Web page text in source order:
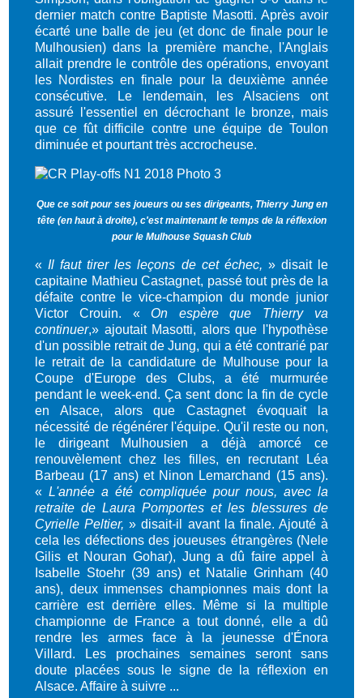
dernier match contre Baptiste Masotti. Après avoir
écarté une balle de jeu (et donc de finale pour le
Mulhousien) dans la première manche, l'Anglais
allait prendre le contrôle des opérations, envoyant
les Nordistes en finale pour la deuxième année
consécutive. Le lendemain, les Alsaciens ont
assuré l'essentiel en décrochant le bronze, mais
que ce fût difficile contre une équipe de Toulon
diminuée et pourtant très accrocheuse.
Que ce soit pour ses joueurs ou ses dirigeants, Thierry Jung en
tête (en haut à droite), c'est maintenant le temps de la réflexion
pour le Mulhouse Squash Club
«Il faut tirer les leçons de cet échec, » disait le
capitaine Mathieu Castagnet, passé tout près de la
défaite contre le vice-champion du monde junior
Victor Crouin. «On espère que Thierry va
continuer,» ajoutait Masotti, alors que l'hypothèse
d'un possible retrait de Jung, qui a été contrarié par
le retrait de la candidature de Mulhouse pour la
Coupe d'Europe des Clubs, a été murmurée
pendant le week-end. Ça sent donc la fin de cycle
en Alsace, alors que Castagnet évoquait la
nécessité de régénérer l'équipe. Qu'il reste ou non,
le dirigeant Mulhousien a déjà amorcé ce
renouvèlement chez les filles, en recrutant Léa
Barbeau (17 ans) et Ninon Lemarchand (15 ans).
«L'année a été compliquée pour nous, avec la
retraite de Laura Pomportes et les blessures de
Cyrielle Peltier, » disait-il avant la finale. Ajouté à
cela les défections des joueuses étrangères (Nele
Gilis et Nouran Gohar), Jung a dû faire appel à
Isabelle Stoehr (39 ans) et Natalie Grinham (40
ans), deux immenses championnes mais dont la
carrière est derrière elles. Même si la multiple
championne de France a tout donné, elle a dû
rendre les armes face à la jeunesse d'Énora
Villard. Les prochaines semaines seront sans
doute placées sous le signe de la réflexion en
Alsace. Affaire à suivre ...